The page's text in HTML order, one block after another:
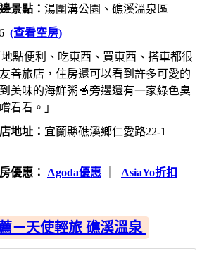
景點： 湯圍溝公園、礁溪溫泉區
(查看空房)
地點便利、吃東西、買東西、搭車都很
善旅店，住房還可以看到許多可愛的
美味的海鮮粥🥣旁邊還有一家綠色臭
看看。」
地址： 宜蘭縣礁溪鄉仁愛路22-1
優惠：
Agoda優惠 AsiaYo折扣
－天使輕旅 礁溪溫泉